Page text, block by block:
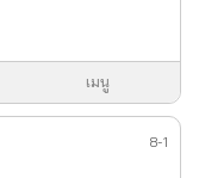
เมนู
8-1